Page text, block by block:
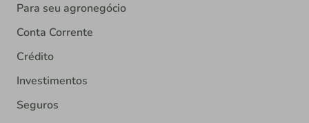
Para seu agronegócio
Conta Corrente
Crédito
Investimentos
Seguros